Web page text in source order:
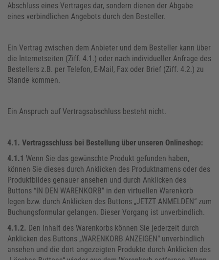
Abschluss eines Vertrages dar, sondern dienen der Abgabe
eines verbindlichen Angebots durch den Besteller.
Ein Vertrag zwischen dem Anbieter und dem Besteller kann über
die Internetseiten (Ziff. 4.1.) oder nach individueller Anfrage des
Bestellers z.B. per Telefon, E-Mail, Fax oder Brief (Ziff. 4.2.) zu
Stande kommen.
Ein Anspruch auf Vertragsabschluss besteht nicht.
4.1. Vertragsschluss bei Bestellung über unseren Onlineshop:
4.1.1 Wenn Sie das gewünschte Produkt gefunden haben,
können Sie dieses durch Anklicken des Produktnamens oder des
Produktbildes genauer ansehen und durch Anklicken des
Buttons “IN DEN WARENKORB” in den virtuellen Warenkorb
legen bzw. durch Anklicken des Buttons „JETZT ANMELDEN“ zum
Buchungsformular gelangen. Dieser Vorgang ist unverbindlich.
4.1.2. Den Inhalt des Warenkorbs können Sie jederzeit durch
Anklicken des Buttons „WARENKORB ANZEIGEN“ unverbindlich
ansehen und die dort angezeigten Produkte durch Anklicken des